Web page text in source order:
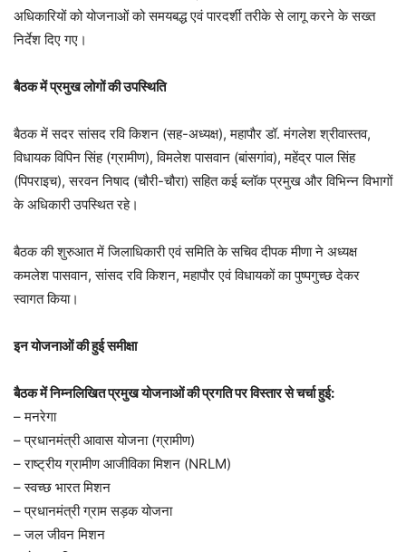
अधिकारियों को योजनाओं को समयबद्ध एवं पारदर्शी तरीके से लागू करने के सख्त
निर्देश दिए गए।
बैठक में प्रमुख लोगों की उपस्थिति
बैठक में सदर सांसद रवि किशन (सह-अध्यक्ष), महापौर डॉ. मंगलेश श्रीवास्तव,
विधायक विपिन सिंह (ग्रामीण), विमलेश पासवान (बांसगांव), महेंद्र पाल सिंह
(पिपराइच), सरवन निषाद (चौरी-चौरा) सहित कई ब्लॉक प्रमुख और विभिन्न विभागों
के अधिकारी उपस्थित रहे।
बैठक की शुरुआत में जिलाधिकारी एवं समिति के सचिव दीपक मीणा ने अध्यक्ष
कमलेश पासवान, सांसद रवि किशन, महापौर एवं विधायकों का पुष्पगुच्छ देकर
स्वागत किया।
इन योजनाओं की हुई समीक्षा
बैठक में निम्नलिखित प्रमुख योजनाओं की प्रगति पर विस्तार से चर्चा हुई:
– मनरेगा
– प्रधानमंत्री आवास योजना (ग्रामीण)
– राष्ट्रीय ग्रामीण आजीविका मिशन (NRLM)
– स्वच्छ भारत मिशन
– प्रधानमंत्री ग्राम सड़क योजना
– जल जीवन मिशन